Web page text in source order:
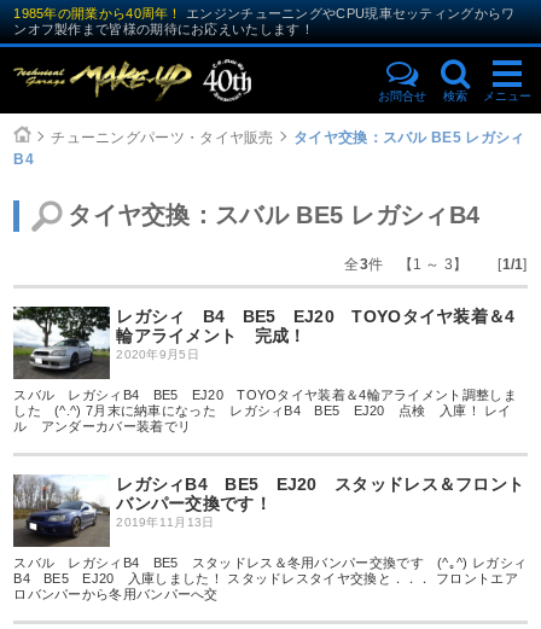
1985年の開業から40周年！
エンジンチューニングやCPU現車セッティングからワ
ンオフ製作まで皆様の期待にお応えいたします！
お問合せ 検索 メニュー
チューニングパーツ・タイヤ販売
タイヤ交換：スバル BE5 レガシィ
B4
タイヤ交換：スバル BE5 レガシィB4
全3件 【1 ～ 3】 [1/1]
レガシィ B4 BE5 EJ20 TOYOタイヤ装着＆4
輪アライメント 完成！
2020年9月5日
スバル レガシィB4 BE5 EJ20 TOYOタイヤ装着＆4輪アライメント調整しま
した (^.^) 7月末に納車になった レガシィB4 BE5 EJ20 点検 入庫！ レイ
ル アンダーカバー装着でリ
レガシィB4 BE5 EJ20 スタッドレス＆フロント
バンパー交換です！
2019年11月13日
スバル レガシィB4 BE5 スタッドレス＆冬用バンパー交換です (^｡^) レガシィ
B4 BE5 EJ20 入庫しました！ スタッドレスタイヤ交換と．．． フロントエア
ロバンパーから冬用バンパーへ交